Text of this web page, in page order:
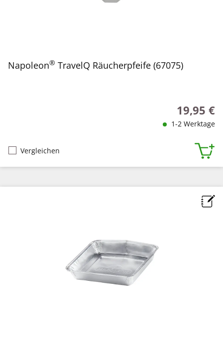
Napoleon® TravelQ Räucherpfeife (67075)
Regulärer
19,95 €
1-2 Werktage
Vergleichen